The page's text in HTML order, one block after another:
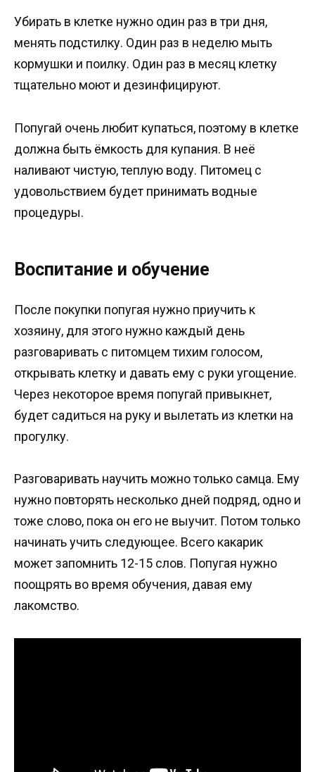
Убирать в клетке нужно один раз в три дня,
менять подстилку. Один раз в неделю мыть
кормушки и поилку. Один раз в месяц клетку
тщательно моют и дезинфицируют.
Попугай очень любит купаться, поэтому в клетке
должна быть ёмкость для купания. В неё
наливают чистую, теплую воду. Питомец с
удовольствием будет принимать водные
процедуры.
Воспитание и обучение
После покупки попугая нужно приучить к
хозяину, для этого нужно каждый день
разговаривать с питомцем тихим голосом,
открывать клетку и давать ему с руки угощение.
Через некоторое время попугай привыкнет,
будет садиться на руку и вылетать из клетки на
прогулку.
Разговаривать научить можно только самца. Ему
нужно повторять несколько дней подряд, одно и
тоже слово, пока он его не выучит. Потом только
начинать учить следующее. Всего какарик
может запомнить 12-15 слов. Попугая нужно
поощрять во время обучения, давая ему
лакомство.